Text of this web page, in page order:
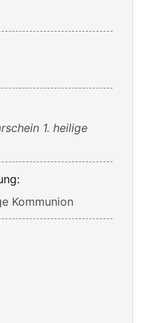
1. heilige
Kommunion